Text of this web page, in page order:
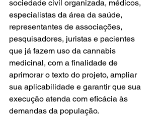
sociedade civil organizada, médicos,
especialistas da área da saúde,
representantes de associações,
pesquisadores, juristas e pacientes
que já fazem uso da cannabis
medicinal, com a finalidade de
aprimorar o texto do projeto, ampliar
sua aplicabilidade e garantir que sua
execução atenda com eficácia às
demandas da população.